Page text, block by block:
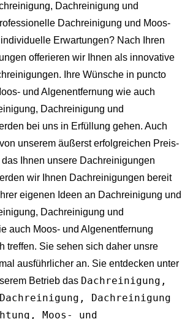
Dachreinigung und
Dachreinigung und Moos-
Erwartungen? Nach Ihren
offerieren wir Ihnen als innovative
Ihre Wünsche in puncto
und Algenentfernung wie auch
Dachreinigung und
bei uns in Erfüllung gehen. Auch
unserem äußerst erfolgreichen Preis-
Ihnen unsere Dachreinigungen
wir Ihnen Dachreinigungen bereit
eigenen Ideen an Dachreinigung und
Dachreinigung und
auch Moos- und Algenentfernung
treffen. Sie sehen sich daher unsre
ausführlicher an. Sie entdecken unter
Betrieb das Dachreinigung,
Dachreinigung
Moos- und